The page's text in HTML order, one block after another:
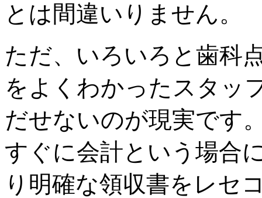
とは間違いりません。
ただ、いろいろと歯科
をよくわかったスタッ
だせないのが現実です
すぐに会計という場合
り明確な領収書をレセ